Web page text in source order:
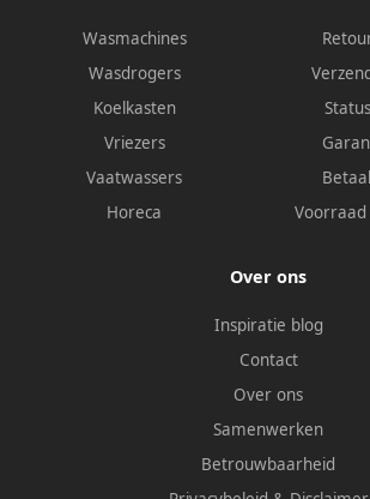
Wasmachines
Wasdrogers
Koelkasten
Vriezers
Vaatwassers
Horeca
Voorraad
Over ons
Inspiratie blog
Contact
Over ons
Samenwerken
Betrouwbaarheid